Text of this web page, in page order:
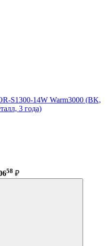
S1300-14W Warm3000 (BK,
3 года)
58 ₽